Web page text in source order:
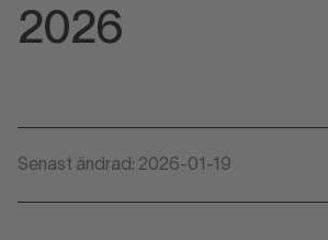
2026
Senast ändrad: 2026-01-19